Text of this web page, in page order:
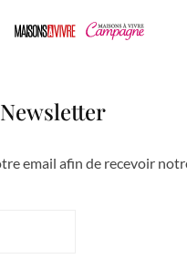
email afin de recevoir